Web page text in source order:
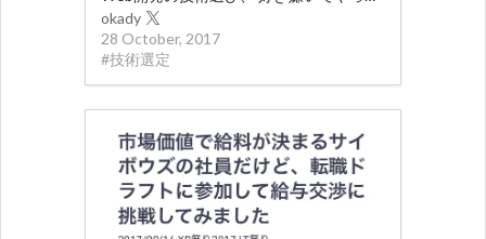
okady
28 October, 2017
#技術選定